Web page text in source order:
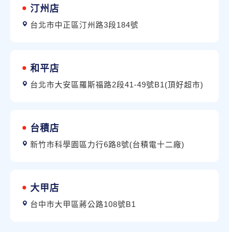
汀州店
台北市中正區汀州路3段184號
和平店
台北市大安區羅斯福路2段41-49號B1(頂好超市)
台積店
新竹市科學園區力行6路8號(台積電十二廠)
大甲店
台中市大甲區蔣公路108號B1